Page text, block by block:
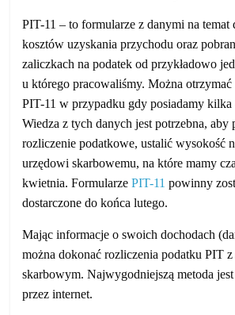
PIT-11 – to formularze z danymi na temat
kosztów uzyskania przychodu oraz
zaliczkach na podatek od przykładowo
u którego pracowaliśmy. Można
PIT-11 w przypadku gdy posiadamy kilka
Wiedza z tych danych jest potrzebna, aby
rozliczenie podatkowe, ustalić wysokość
urzędowi skarbowemu, na które mamy
kwietnia. FormularzePIT-11 powinny
dostarczone do końca lutego.
Mając informacje o swoich dochodach
można dokonać rozliczenia podatku PIT z
skarbowym. Najwygodniejszą metoda
przez internet.